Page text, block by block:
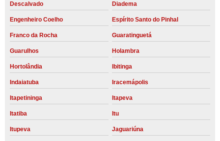
Descalvado Diadema
Engenheiro Coelho Espírito Santo do Pinhal
Franco da Rocha Guaratinguetá
Guarulhos Holambra
Hortolândia Ibitinga
Indaiatuba Iracemápolis
Itapetininga Itapeva
Itatiba Itu
Itupeva Jaguariúna